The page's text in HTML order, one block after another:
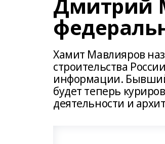
Дмитрий
Хамит Мавлияров
строительства
информации.
будет теперь
деятельности и